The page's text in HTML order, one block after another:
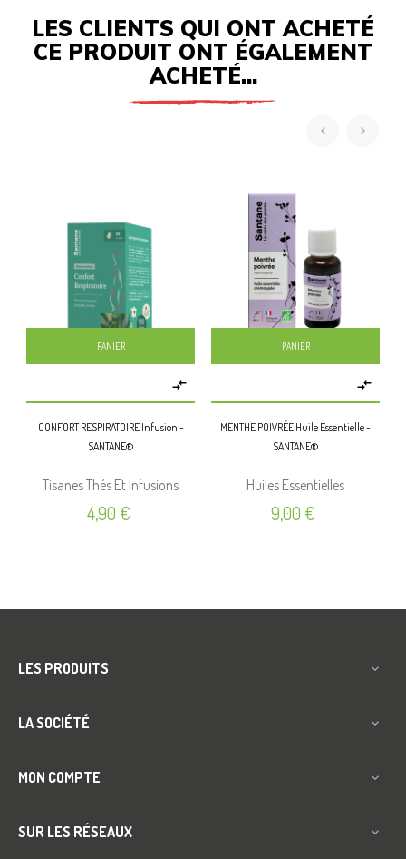
LES CLIENTS QUI ONT ACHETÉ
CE PRODUIT ONT ÉGALEMENT
ACHETÉ...
PANIER

CONFORT RESPIRATOIRE Infusion -
SANTANE®
Tisanes Thés Et Infusions
Prix
4,90 €
PANIER

MENTHE POIVRÉE Huile Essentielle -
SANTANE®
Huiles Essentielles
Prix
9,00 €
LES PRODUITS 
LA SOCIÉTÉ 
MON COMPTE 
SUR LES RÉSEAUX 